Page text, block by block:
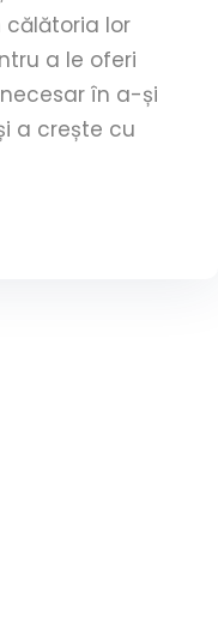
călătoria lor
a le oferi
în a-și
a crește cu